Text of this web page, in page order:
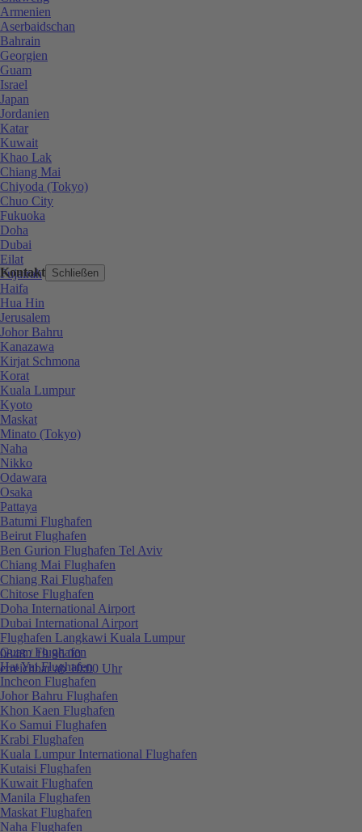
Kontakt Schließen
0848 / 19 96 00
erreichbar ab 10:00 Uhr
Armenien
Aserbaidschan
Bahrain
Georgien
Guam
Israel
Japan
Jordanien
Katar
Kuwait
Khao Lak
Chiang Mai
Chiyoda (Tokyo)
Chuo City
Fukuoka
Doha
Dubai
Eilat
Fujairah
Haifa
Hua Hin
Jerusalem
Johor Bahru
Kanazawa
Kirjat Schmona
Korat
Kuala Lumpur
Kyoto
Maskat
Minato (Tokyo)
Naha
Nikko
Odawara
Osaka
Pattaya
Batumi Flughafen
Beirut Flughafen
Ben Gurion Flughafen Tel Aviv
Chiang Mai Flughafen
Chiang Rai Flughafen
Chitose Flughafen
Doha International Airport
Dubai International Airport
Flughafen Langkawi Kuala Lumpur
Guam Flughafen
Hat Yai Flughafen
Incheon Flughafen
Johor Bahru Flughafen
Khon Kaen Flughafen
Ko Samui Flughafen
Krabi Flughafen
Kuala Lumpur International Flughafen
Kutaisi Flughafen
Kuwait Flughafen
Manila Flughafen
Maskat Flughafen
Naha Flughafen